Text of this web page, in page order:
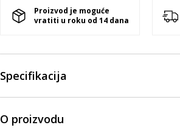
Proizvod je moguće
vratiti u roku od 14 dana
Specifikacija
O proizvodu